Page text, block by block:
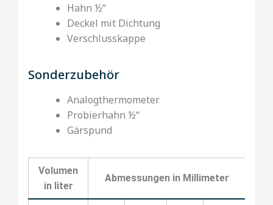
Hahn ½“
Deckel mit Dichtung
Verschlusskappe
Sonderzubehör
Analogthermometer
Probierhahn ½‘‘
Gärspund
Volumen
in liter
Abmessungen in Millimeter